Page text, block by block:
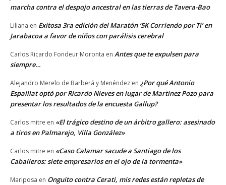
marcha contra el despojo ancestral en las tierras de Tavera-Bao
Liliana en Exitosa 3ra edición del Maratón ‘5K Corriendo por Ti’ en
Jarabacoa a favor de niños con parálisis cerebral
Carlos Ricardo Fondeur Moronta en Antes que te expulsen para
siempre…
Alejandro Merelo de Barberá y Menéndez en ¿Por qué Antonio
Espaillat optó por Ricardo Nieves en lugar de Martínez Pozo para
presentar los resultados de la encuesta Gallup?
Carlos mitre en «El trágico destino de un árbitro gallero: asesinado
a tiros en Palmarejo, Villa González»
Carlos mitre en «Caso Calamar sacude a Santiago de los
Caballeros: siete empresarios en el ojo de la tormenta»
Mariposa en Onguito contra Cerati, mis redes están repletas de